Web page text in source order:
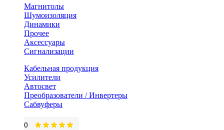
Магнитолы
Шумоизоляция
Динамики
Прочее
Аксессуары
Сигнализации
Кабельная продукция
Усилители
Автосвет
Преобразователи / Инвертеры
Сабвуферы